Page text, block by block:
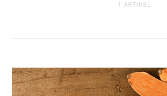
1 ARTIKEL